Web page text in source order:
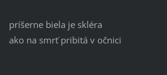
príšerne biela je skléra
ako na smrť pribitá v očnici